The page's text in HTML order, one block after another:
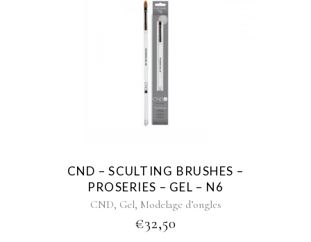
CND – SCULTING BRUSHES –
PROSERIES – GEL – N6
CND, Gel, Modelage d’ongles
€32,50